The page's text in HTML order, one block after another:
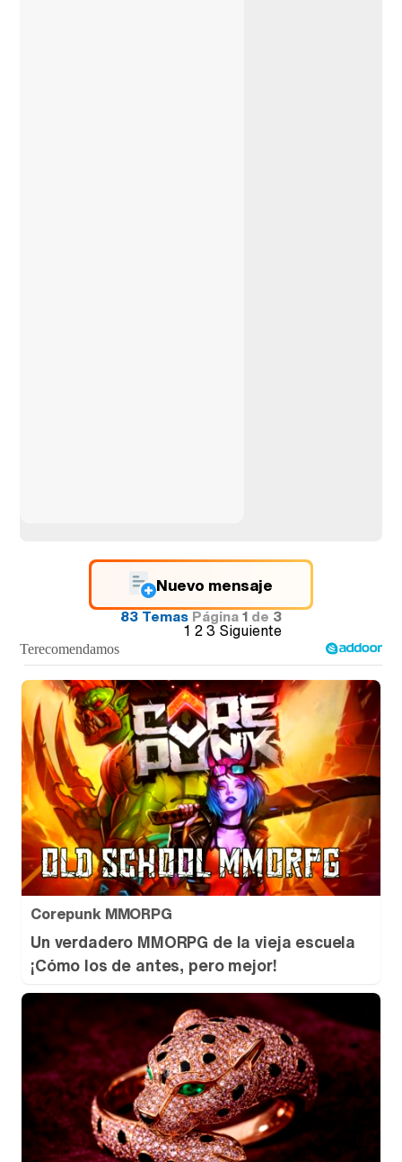
Nuevo mensaje
83 TemasPágina1de3
1 23 Siguiente
Corepunk MMORPG
Un verdadero MMORPG de la vieja escuela
¡Cómo los de antes, pero mejor!